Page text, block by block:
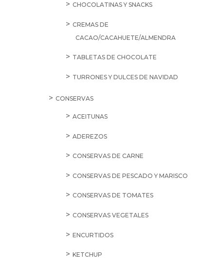
CHOCOLATINAS Y SNACKS
CREMAS DE
CACAO/CACAHUETE/ALMENDRA
TABLETAS DE CHOCOLATE
TURRONES Y DULCES DE NAVIDAD
CONSERVAS
ACEITUNAS
ADEREZOS
CONSERVAS DE CARNE
CONSERVAS DE PESCADO Y MARISCO
CONSERVAS DE TOMATES
CONSERVAS VEGETALES
ENCURTIDOS
KETCHUP